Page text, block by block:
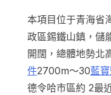
本項目位于青海省
政區錫鐵山鎮，儲
開闊，總體地勢北
件2700m～30藍
德令哈市區約 2最